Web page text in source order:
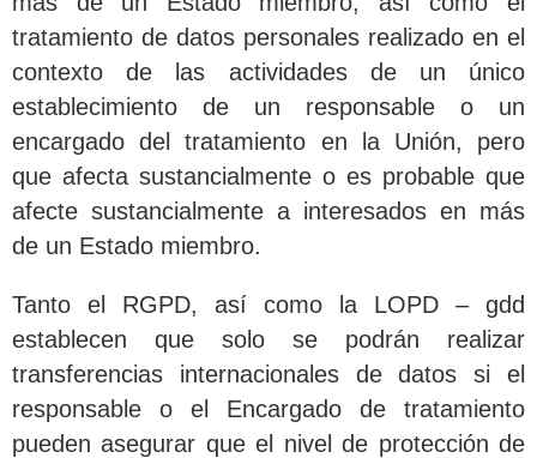
tratamiento de datos personales realizado en el
contexto de las actividades de un único
establecimiento de un responsable o un
encargado del tratamiento en la Unión, pero
que afecta sustancialmente o es probable que
afecte sustancialmente a interesados en más
de un Estado miembro.
Tanto el RGPD, así como la LOPD – gdd
establecen que solo se podrán realizar
transferencias internacionales de datos si el
responsable o el Encargado de tratamiento
pueden asegurar que el nivel de protección de